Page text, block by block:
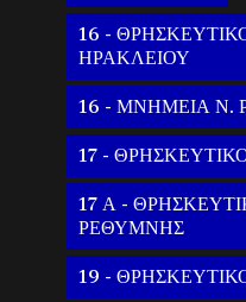
16 -
ΗΡΑΚΛΕΙΟΥ
16 - ΜΝΗΜΕΙΑ Ν.
17 -
17 Α -
ΡΕΘΥΜΝΗΣ
19 -